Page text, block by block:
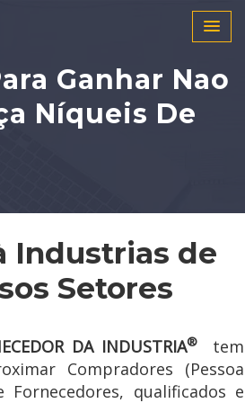
Ganhar Nao
Níqueis De
Industrias de
Setores
DA INDUSTRIA®tem
Compradores (Pessoa
Fornecedores, qualificados e